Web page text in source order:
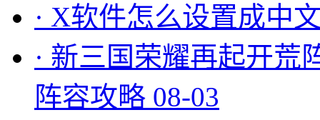
· X软件怎么设置成中
· 新三国荣耀再起开荒
阵容攻略 08-03